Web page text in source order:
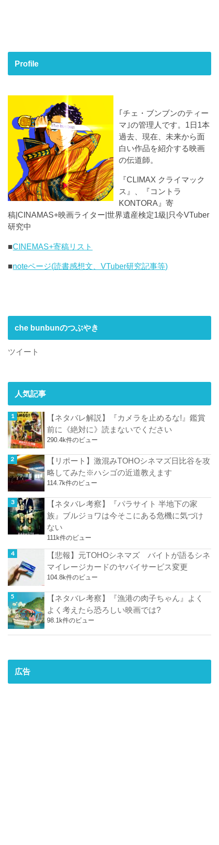
Profile
｢チェ・ブンブンのティー
マ｣の管理人です。1日1本
過去、現在、未来から面
白い作品を紹介する映画
の伝道師。
『CLIMAX クライマック
ス』、『コントラ
KONTORA』寄
稿|CINAMAS+映画ライター|世界遺産検定1級|只今VTuber
研究中
■CINEMAS+寄稿リスト
■noteページ(読書感想文、VTuber研究記事等)
che bunbunのつぶやき
ツイート
人気記事
【ネタバレ解説】『カメラを止めるな!』鑑賞
前に《絶対に》読まないでください
290.4k件のビュー
【リポート】激混みTOHOシネマズ日比谷を攻
略してみた※ハシゴの近道教えます
114.7k件のビュー
【ネタバレ考察】『パラサイト 半地下の家
族』ブルジョワは今そこにある危機に気づけ
ない
111k件のビュー
【悲報】元TOHOシネマズ バイトが語るシネ
マイレージカードのヤバイサービス変更
104.8k件のビュー
【ネタバレ考察】『漁港の肉子ちゃん』よく
よく考えたら恐ろしい映画では?
98.1k件のビュー
広告